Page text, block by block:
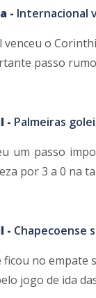
- Internacional
o
passo
- Palmeiras
um passo
por 3 a 0 na
- Chapecoense
ficou no
jogo de ida